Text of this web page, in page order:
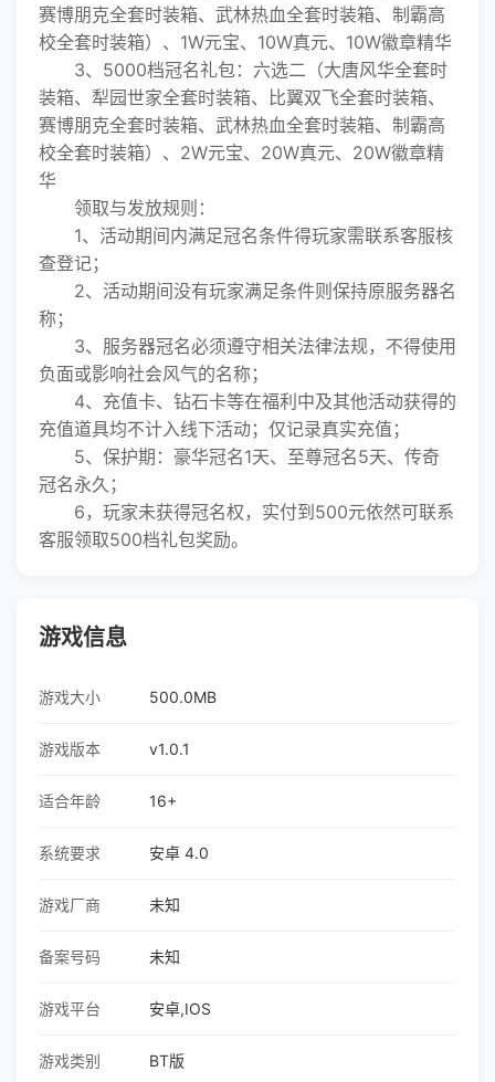
赛博朋克全套时装箱、武林热血全套时装箱、制霸高
校全套时装箱）、1W元宝、10W真元、10W徽章精华
3、5000档冠名礼包：六选二（大唐风华全套时
装箱、犁园世家全套时装箱、比翼双飞全套时装箱、
赛博朋克全套时装箱、武林热血全套时装箱、制霸高
校全套时装箱）、2W元宝、20W真元、20W徽章精
华
领取与发放规则：
1、活动期间内满足冠名条件得玩家需联系客服核
查登记；
2、活动期间没有玩家满足条件则保持原服务器名
称；
3、服务器冠名必须遵守相关法律法规，不得使用
负面或影响社会风气的名称；
4、充值卡、钻石卡等在福利中及其他活动获得的
充值道具均不计入线下活动；仅记录真实充值；
5、保护期：豪华冠名1天、至尊冠名5天、传奇
冠名永久；
6，玩家未获得冠名权，实付到500元依然可联系
客服领取500档礼包奖励。
游戏信息
游戏大小 500.0MB
游戏版本 v1.0.1
适合年龄 16+
系统要求 安卓 4.0
游戏厂商 未知
备案号码 未知
游戏平台 安卓,IOS
游戏类别 BT版